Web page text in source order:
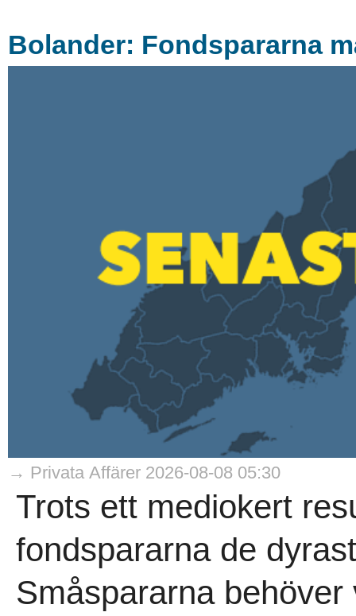
Bolander: Fondspararna
→ Privata Affärer 2026-08-08 05:30
Trots ett mediokert
fondspararna de
Småspararna